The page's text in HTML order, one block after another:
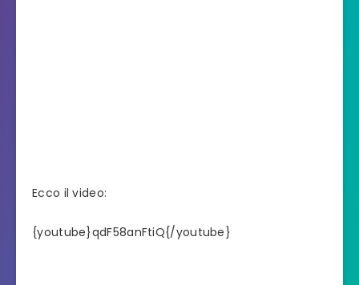
Ecco il video:
{youtube}qdF58anFtiQ{/youtube}